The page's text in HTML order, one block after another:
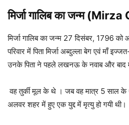
मिर्जा गालिब का जन्म
मिर्जा गालिब का जन्म 27 दिसंबर, 1796
परिवार में पिता मिर्जा अब्दुल्ला बेग एवं माँ
उनके पिता ने पहले लखनऊ के नवाब और बाद में
वह तुर्की मूल के थे । जब वह मात्र 5 साल के
अलवर शहर में हुए एक युद्द में मृत्यु हो गयी थी।